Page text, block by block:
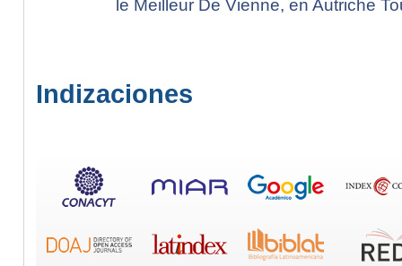
le Meilleur De Vienne, en Autriche
Indizaciones